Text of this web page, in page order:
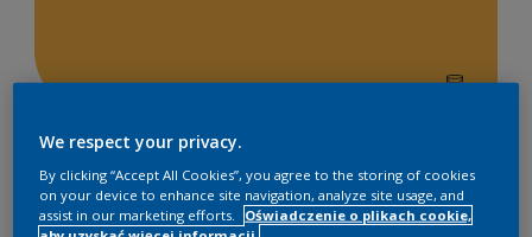
Farby białe i kolorowe do
wnętrz i na zewnątrz
We respect your privacy.
By clicking “Accept All Cookies”, you agree to the storing of cookies
on your device to enhance site navigation, analyze site usage, and
assist in our marketing efforts.
Oświadczenie o plikach cookie,